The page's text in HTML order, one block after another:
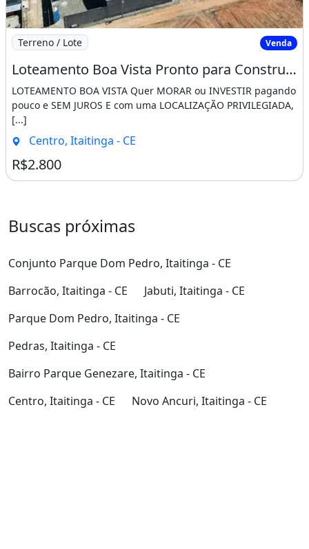
Imagem: Loteamento Boa Vista Pronto para Construir
Terreno / Lote Venda
Loteamento Boa Vista Pronto para Construir Saia do Aluguel Agora!!!!. Apresente-Se
LOTEAMENTO BOA VISTA Quer MORAR ou INVESTIR pagando
pouco e SEM JUROS E com uma LOCALIZAÇÃO PRIVILEGIADA,
[...]
Centro, Itaitinga - CE
R$2.800
Buscas próximas
Conjunto Parque Dom Pedro, Itaitinga - CE
Barrocão, Itaitinga - CE
Jabuti, Itaitinga - CE
Parque Dom Pedro, Itaitinga - CE
Pedras, Itaitinga - CE
Bairro Parque Genezare, Itaitinga - CE
Centro, Itaitinga - CE
Novo Ancuri, Itaitinga - CE